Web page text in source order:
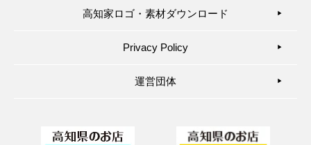
高知家ロゴ・素材ダウンロード ▶︎
Privacy Policy ▶︎
運営団体 ▶︎